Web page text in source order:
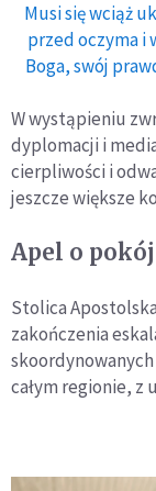
Musi się wciąż
przed oczyma i
Boga, swój
W wystąpieniu
dyplomacji i
cierpliwości i
jeszcze większe
Apel o
Stolica
zakończenia
całym regionie, z